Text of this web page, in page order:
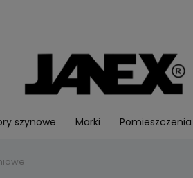
szynowe Marki Pomieszczenia